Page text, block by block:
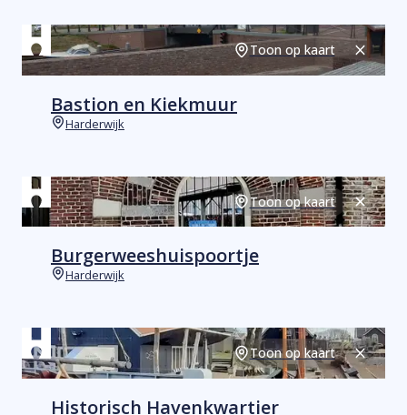
Toon op kaart Sluiten
Bastion en Kiekmuur
Harderwijk
Toon op kaart Sluiten
Burgerweeshuispoortje
Harderwijk
Toon op kaart Sluiten
Historisch Havenkwartier